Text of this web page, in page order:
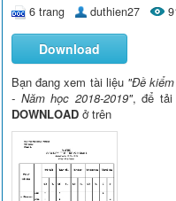
6 trang duthien27
Download
Bạn đang xem tài liệu "Đề
- Năm học 2018-2019", để tải
DOWNLOAD ở trên